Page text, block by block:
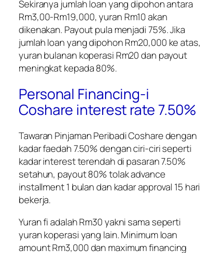
Sekiranya jumlah loan yang dipohon antara
Rm3,00-Rm19,000, yuran Rm10 akan
dikenakan. Payout pula menjadi 75%. Jika
jumlah loan yang dipohon Rm20,000 ke atas,
yuran bulanan koperasi Rm20 dan payout
meningkat kepada 80%.
Personal Financing-i
Coshare interest rate 7.50%
Tawaran Pinjaman Peribadi Coshare dengan
kadar faedah 7.50% dengan ciri-ciri seperti
kadar interest terendah di pasaran 7.50%
setahun, payout 80% tolak advance
installment 1 bulan dan kadar approval 15 hari
bekerja.
Yuran fi adalah Rm30 yakni sama seperti
yuran koperasi yang lain. Minimum loan
amount Rm3,000 dan maximum financing